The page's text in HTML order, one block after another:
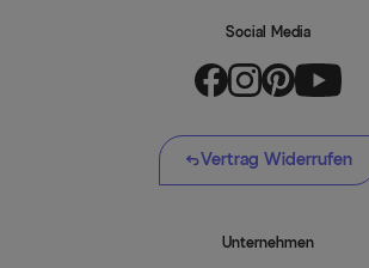
Social Media
Vertrag Widerrufen
Unternehmen